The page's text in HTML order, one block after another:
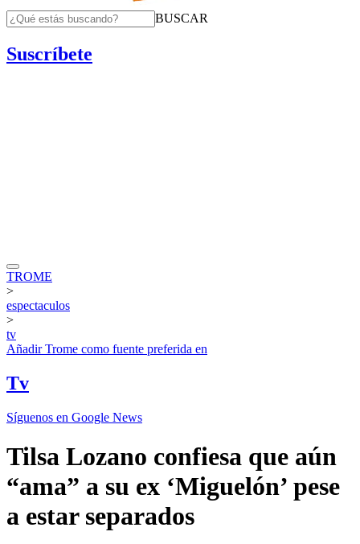
BUSCAR
Suscríbete
TROME
>
espectaculos
>
tv
AñadirTrome como fuente preferida en
Tv
Síguenos en Google News
Tilsa Lozano confiesa que aún
“ama” a su ex ‘Miguelón’ pese
a estar separados